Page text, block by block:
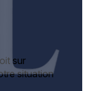
sur
situation